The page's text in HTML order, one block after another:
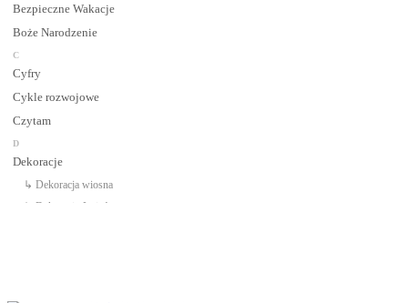
Bezpieczne Wakacje
Boże Narodzenie
C
Cyfry
Cykle rozwojowe
Czytam
D
Dekoracje
↳ Dekoracja wiosna
↳ Dekoracje Jesień